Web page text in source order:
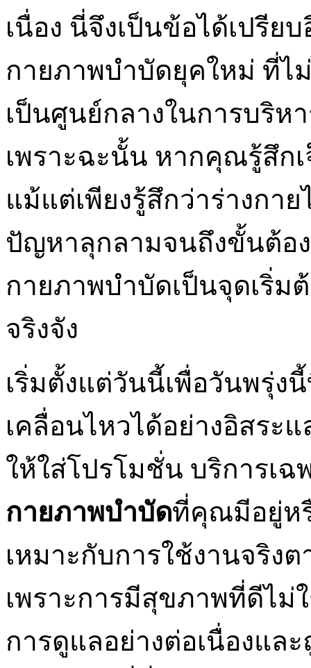
เนื่อง นี่จึงเป็นข้อได้เปรีย
กายภาพบำบัดยุคใหม่ ที่ไ
เป็นศูนย์กลางในการบริ
เพราะฉะนั้น หากคุณรู้สึกเ
แม้แต่เพียงรู้สึกว่าร่างกา
ปัญหาลุกลามจนถึงขั้นต้อ
กายภาพบำบัดเป็นจุดเริ่ม
จริงจัง
เริ่มตั้งแต่วันนี้เพื่อวันพรุ่
เคลื่อนไหวได้อย่างอิสระ
ให้ใส่โปรโมชั่น บริการเ
กายภาพบำบัดที่คุณมีอยู่ห
เหมาะกับการใช้งานจริง
เพราะการมีสุขภาพที่ดีไม่
การดูแลอย่างต่อเนื่องแล